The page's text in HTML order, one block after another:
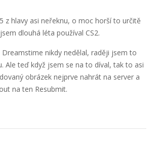
z hlavy asi neřeknu, o moc horší to určitě
dlouhá léta používal CS2.
Dreamstime nikdy nedělal, raději jsem to
Ale teď když jsem se na to díval, tak to asi
obrázek nejprve nahrát na server a
na ten Resubmit.